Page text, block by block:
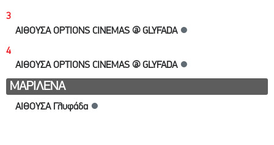
3
ΑΙΘΟΥΣΑ OPTIONS CINEMAS @ GLYFADA ●
4
ΑΙΘΟΥΣΑ OPTIONS CINEMAS @ GLYFADA ●
ΜΑΡΙΛΕΝΑ
ΑΙΘΟΥΣΑ Γλυφάδα ●